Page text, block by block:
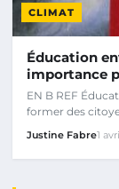
CLIMAT
Éducation
importance
EN B REF
former des
Justine Fabre1